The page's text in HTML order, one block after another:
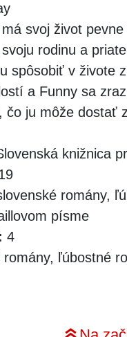
svoj život
rodinu a
spôsobiť v živote
a Funny sa
čo ju môže dostať
knižnica
romány,
písme
4
romány, ľúbostné